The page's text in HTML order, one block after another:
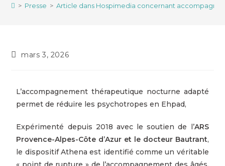
> Presse > Article dans Hospimedia concernant
mars 3, 2026
L’accompagnement thérapeutique nocturne adapté
permet de réduire les psychotropes en Ehpad,
Expérimenté depuis 2018 avec le soutien de l’ARS
Provence-Alpes-Côte d’Azur et le docteur Bautrant,
le dispositif Athena est identifié comme un véritable